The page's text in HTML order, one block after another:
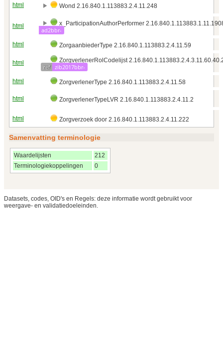
html Wond 2.16.840.1.113883.2.4.11.248
html x_ParticipationAuthorPerformer
ad2bbr-
html ZorgaanbiederType 2.16.840.1.113883.2.4.11.59
html ZorgverlenerRolCodelijst
ref zib2017bbr-
html ZorgverlenerType 2.16.840.1.113883.2.4.11.58
html ZorgverlenerTypeLVR 2.16.840.1.113883.2.4.11.2
html Zorgverzoek door 2.16.840.1.113883.2.4.11.222
Samenvatting terminologie
Waardelijsten
212
Terminologiekoppelingen
0
Datasets, codes, OID's en Regels: deze informatie wordt gebruikt voor
weergave- en validatiedoeleinden.